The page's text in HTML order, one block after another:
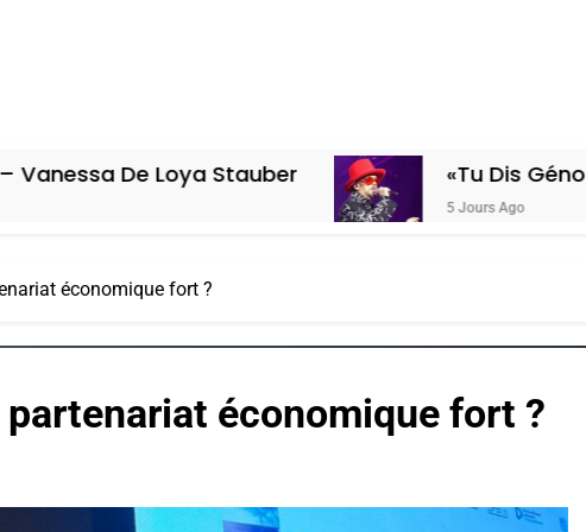
Stauber «Tu Dis Génocide, Je Dis
5 Jours Ago
économique fort ?
économique fort ?